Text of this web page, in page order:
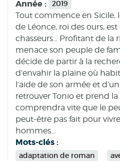
Année : 2019
Tout commence en Sicile,
de Léonce, roi des ours,
chasseurs... Profitant de la
menace son peuple de
décide de partir à la
d’envahir la plaine où
l’aide de son armée et
retrouver Tonio et prend la
comprendra vite que le
peut-être pas fait pour
hommes...
Mots-clés :
adaptation de roman